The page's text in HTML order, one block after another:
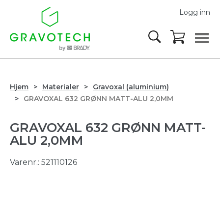
Logg inn
Hjem Materialer
Gravoxal (aluminium)
GRAVOXAL 632 GRØNN MATT-ALU 2,0MM
GRAVOXAL 632 GRØNN MATT-
ALU 2,0MM
Varenr.: 521110126